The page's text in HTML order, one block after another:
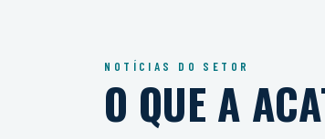
NOTÍCIAS DO SETOR
O QUE A